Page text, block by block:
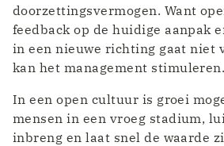
doorzettingsvermogen. Want
feedback op de huidige aanpak
in een nieuwe richting gaat niet
kan het management stimuleren.
In een open cultuur is groei
mensen in een vroeg stadium,
inbreng en laat snel de waarde